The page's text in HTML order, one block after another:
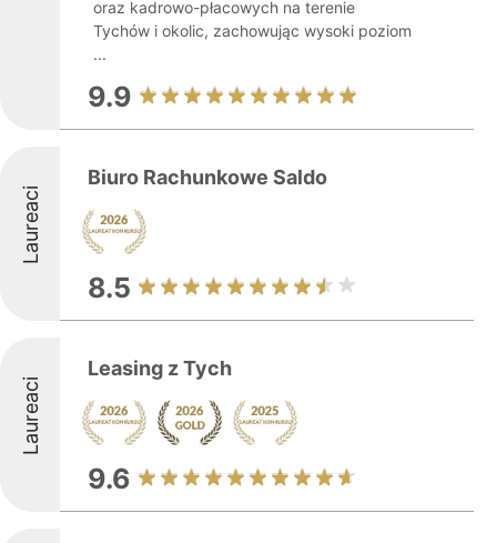
oraz kadrowo-płacowych na terenie
Tychów i okolic, zachowując wysoki poziom
...
9.9
Laureaci
Biuro Rachunkowe Saldo
8.5
Laureaci
Leasing z Tych
9.6